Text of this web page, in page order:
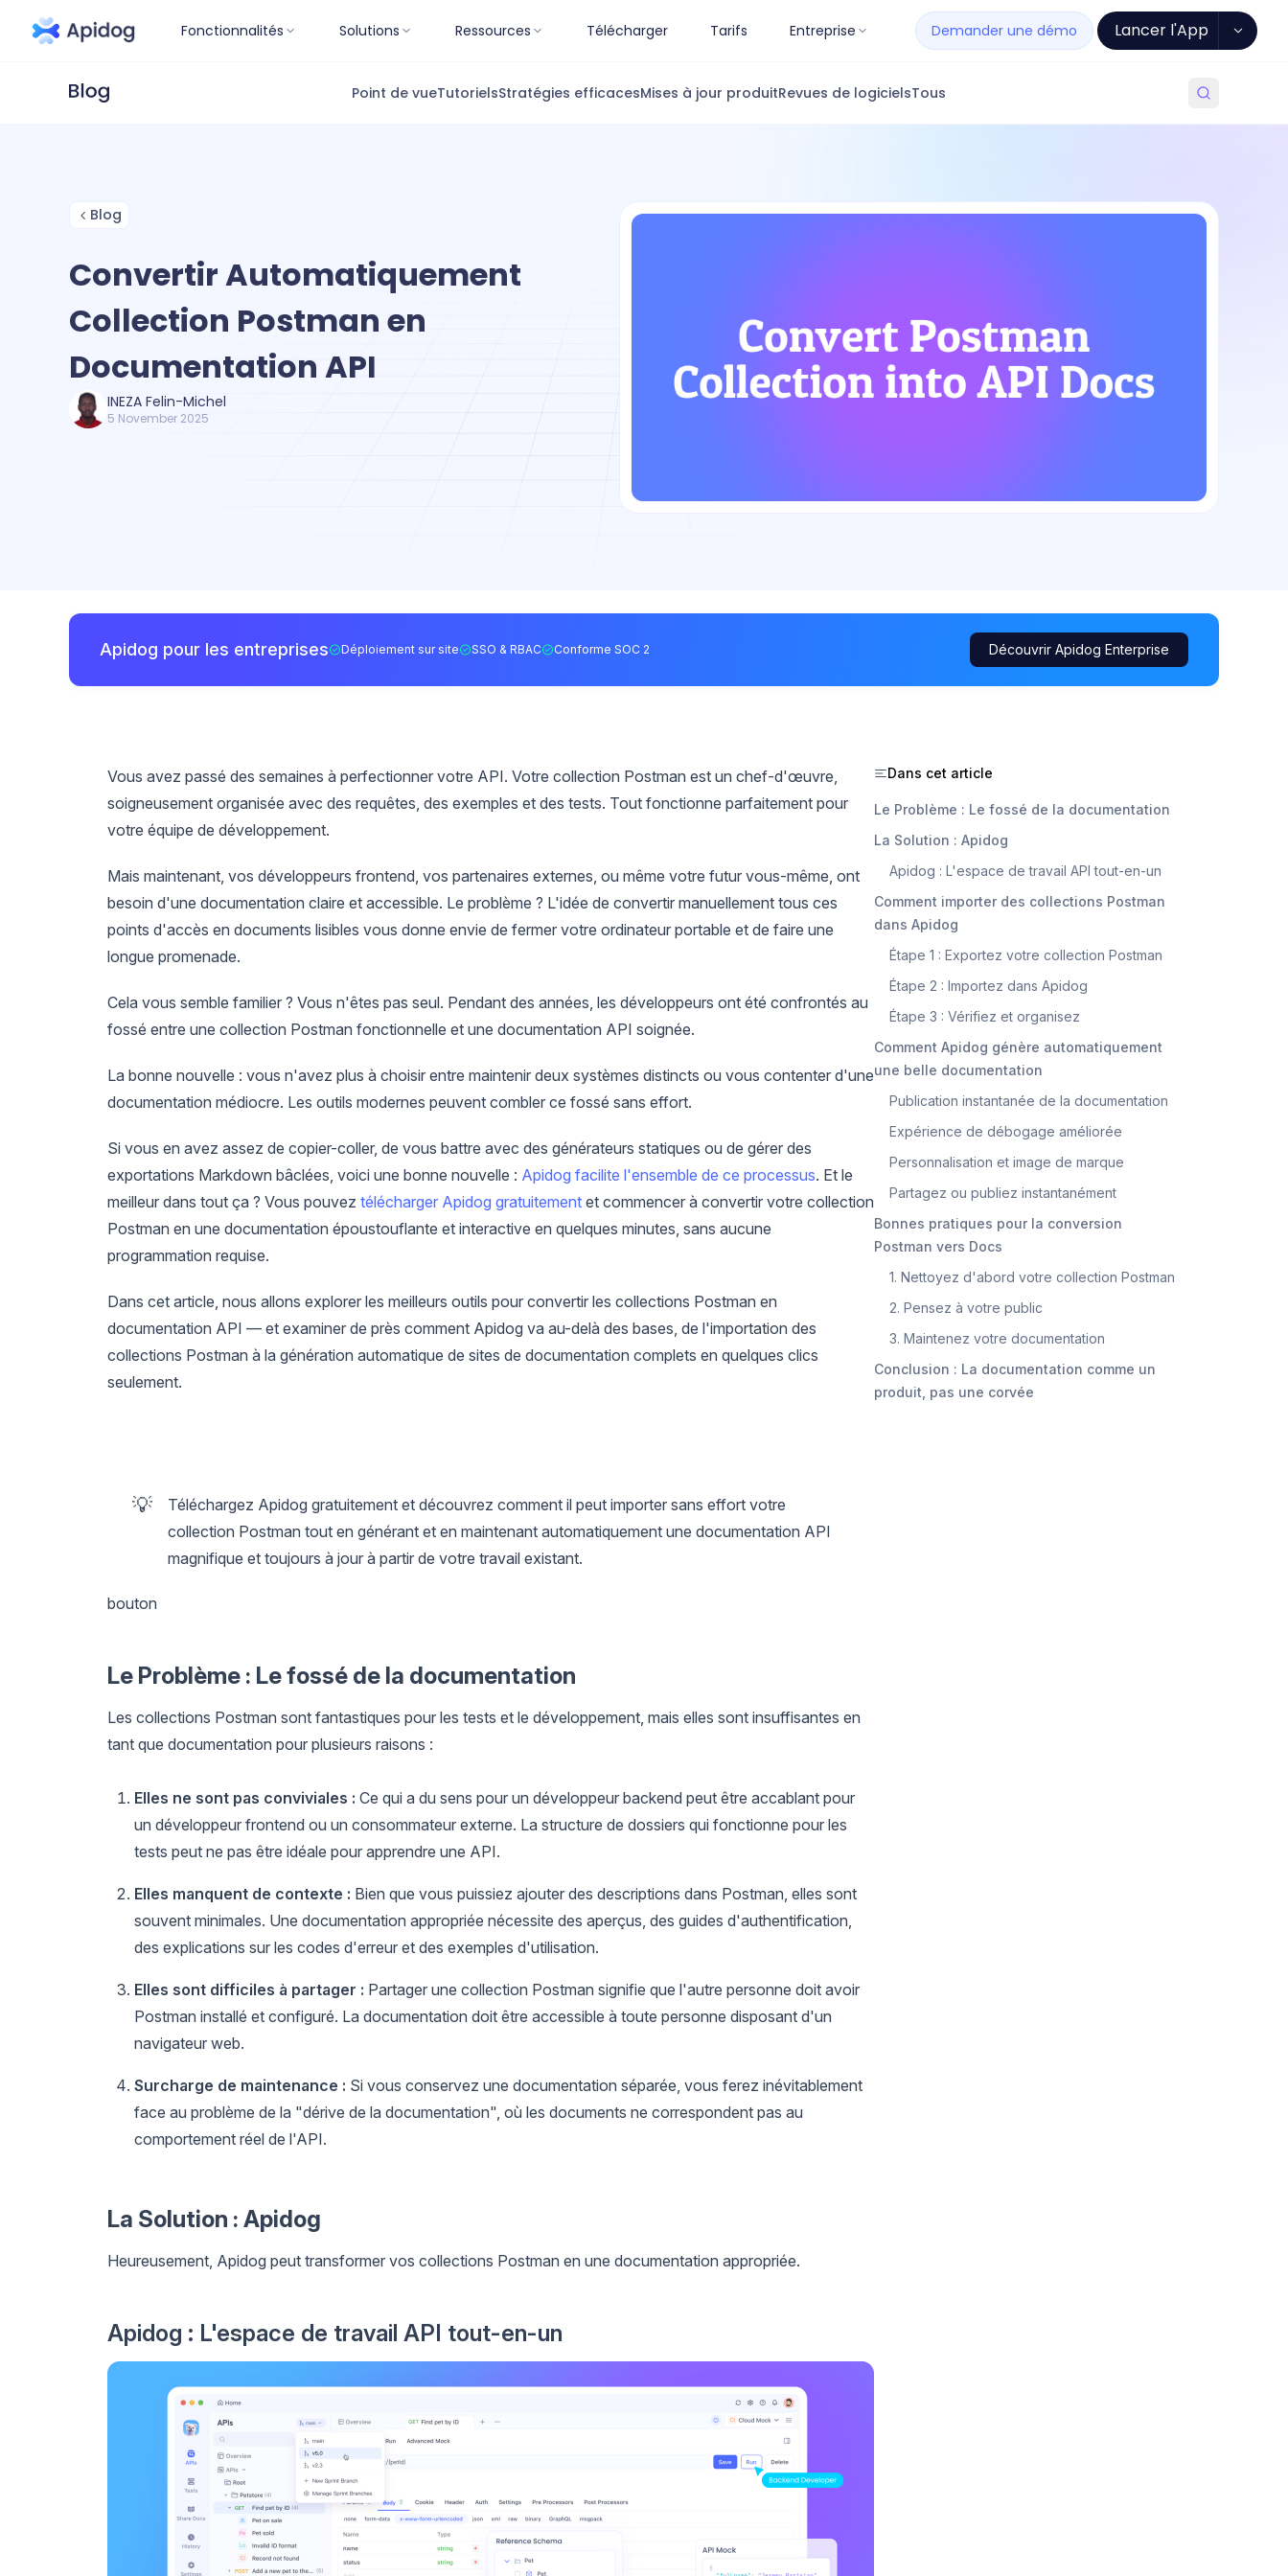
Fonctionnalités Solutions Ressources Télécharger Tarifs Entreprise Demander une démo Lancer l'App
Point de vueTutorielsStratégies efficacesMises à jour produitRevues de logicielsTous
Blog
Convertir Automatiquement
Collection Postman en
Documentation API
INEZA Felin-Michel
5 November 2025
Apidog pour les entreprises Déploiement sur site SSO & RBAC Conforme SOC 2 Découvrir Apidog Enterprise
Vous avez passé des semaines à perfectionner votre API. Votre collection Postman est un chef-d'œuvre,
soigneusement organisée avec des requêtes, des exemples et des tests. Tout fonctionne parfaitement pour
votre équipe de développement.
Mais maintenant, vos développeurs frontend, vos partenaires externes, ou même votre futur vous-même, ont
besoin d'une documentation claire et accessible. Le problème ? L'idée de convertir manuellement tous ces
points d'accès en documents lisibles vous donne envie de fermer votre ordinateur portable et de faire une
longue promenade.
Cela vous semble familier ? Vous n'êtes pas seul. Pendant des années, les développeurs ont été confrontés au
fossé entre une collection Postman fonctionnelle et une documentation API soignée.
La bonne nouvelle : vous n'avez plus à choisir entre maintenir deux systèmes distincts ou vous contenter d'une
documentation médiocre. Les outils modernes peuvent combler ce fossé sans effort.
Si vous en avez assez de copier-coller, de vous battre avec des générateurs statiques ou de gérer des
exportations Markdown bâclées, voici une bonne nouvelle : Apidog facilite l'ensemble de ce processus. Et le
meilleur dans tout ça ? Vous pouvez télécharger Apidog gratuitement et commencer à convertir votre collection
Postman en une documentation époustouflante et interactive en quelques minutes, sans aucune
programmation requise.
Dans cet article, nous allons explorer les meilleurs outils pour convertir les collections Postman en
documentation API — et examiner de près comment Apidog va au-delà des bases, de l'importation des
collections Postman à la génération automatique de sites de documentation complets en quelques clics
seulement.
💡
Téléchargez Apidog gratuitement et découvrez comment il peut importer sans effort votre
collection Postman tout en générant et en maintenant automatiquement une documentation API
magnifique et toujours à jour à partir de votre travail existant.
bouton
Le Problème : Le fossé de la documentation
Les collections Postman sont fantastiques pour les tests et le développement, mais elles sont insuffisantes en
tant que documentation pour plusieurs raisons :
Elles ne sont pas conviviales : Ce qui a du sens pour un développeur backend peut être accablant pour
un développeur frontend ou un consommateur externe. La structure de dossiers qui fonctionne pour les
tests peut ne pas être idéale pour apprendre une API.
Elles manquent de contexte : Bien que vous puissiez ajouter des descriptions dans Postman, elles sont
souvent minimales. Une documentation appropriée nécessite des aperçus, des guides d'authentification,
des explications sur les codes d'erreur et des exemples d'utilisation.
Elles sont difficiles à partager : Partager une collection Postman signifie que l'autre personne doit avoir
Postman installé et configuré. La documentation doit être accessible à toute personne disposant d'un
navigateur web.
Surcharge de maintenance : Si vous conservez une documentation séparée, vous ferez inévitablement
face au problème de la "dérive de la documentation", où les documents ne correspondent pas au
comportement réel de l'API.
La Solution : Apidog
Heureusement, Apidog peut transformer vos collections Postman en une documentation appropriée.
Apidog : L'espace de travail API tout-en-un
Dans cet article
Le Problème : Le fossé de la documentation
La Solution : Apidog
Apidog : L'espace de travail API tout-en-un
Comment importer des collections Postman
dans Apidog
Étape 1 : Exportez votre collection Postman
Étape 2 : Importez dans Apidog
Étape 3 : Vérifiez et organisez
Comment Apidog génère automatiquement
une belle documentation
Publication instantanée de la documentation
Expérience de débogage améliorée
Personnalisation et image de marque
Partagez ou publiez instantanément
Bonnes pratiques pour la conversion
Postman vers Docs
1. Nettoyez d'abord votre collection Postman
2. Pensez à votre public
3. Maintenez votre documentation
Conclusion : La documentation comme un
produit, pas une corvée